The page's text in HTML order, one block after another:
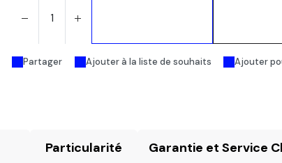
Ajouter
Partager Ajouter à la liste de souhaits
Particularité Garantie et Service